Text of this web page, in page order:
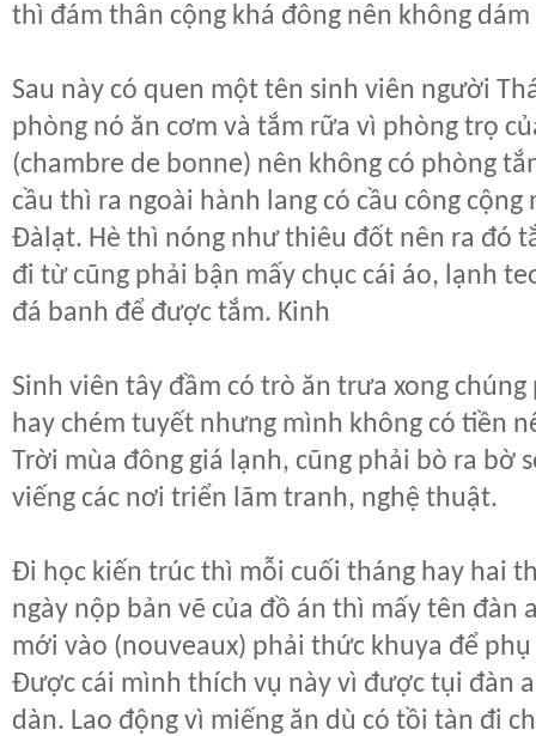
thì đám thân cộng khá đông nên không
Sau này có quen một tên sinh viên người
phòng nó ăn cơm và tắm rữa vì phòng trọ
(chambre de bonne) nên không có phòng
cầu thì ra ngoài hành lang có cầu công
Đàlạt. Hè thì nóng như thiêu đốt nên ra đó
đi từ cũng phải bận mấy chục cái áo, lạnh
đá banh để được tắm. Kinh
Sinh viên tây đầm có trò ăn trưa xong
hay chém tuyết nhưng mình không có tiền
Trời mùa đông giá lạnh, cũng phải bò ra bờ
viếng các nơi triển lãm tranh, nghệ thuật.
Đi học kiến trúc thì mỗi cuối tháng hay hai
ngày nộp bản vẽ của đồ án thì mấy tên đàn
mới vào (nouveaux) phải thức khuya để
Được cái mình thích vụ này vì được tụi đàn
dàn. Lao động vì miếng ăn dù có tồi tàn đi